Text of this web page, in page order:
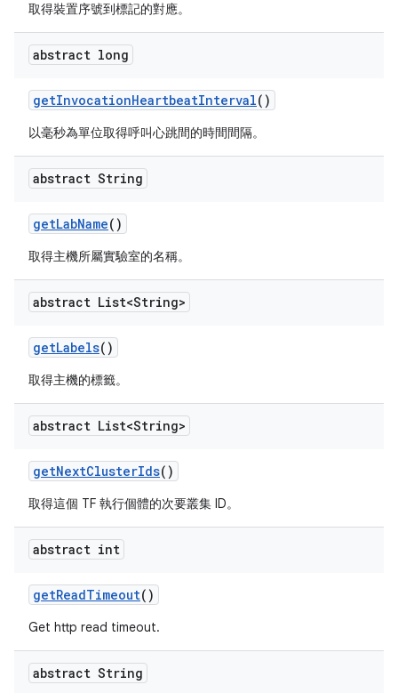
取得裝置序號到標記的對應。
abstract long
getInvocationHeartbeatInterval()
以毫秒為單位取得呼叫心跳間的時間間隔。
abstract String
getLabName()
取得主機所屬實驗室的名稱。
abstract List<String>
getLabels()
取得主機的標籤。
abstract List<String>
getNextClusterIds()
取得這個 TF 執行個體的次要叢集 ID。
abstract int
getReadTimeout()
Get http read timeout.
abstract String